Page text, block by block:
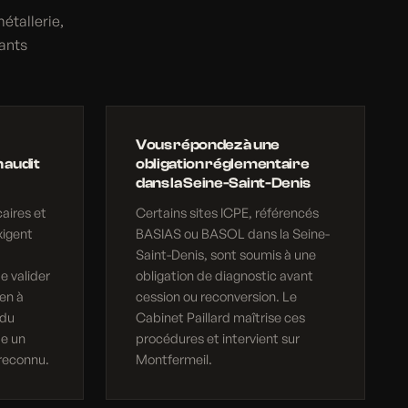
audit
et
valider
à
un
Vous répondez à une
obligation réglementaire
dans la Seine-Saint-Denis
Certains sites ICPE, référencés
BASIAS ou BASOL dans la Seine-
Saint-Denis, sont soumis à une
obligation de diagnostic avant
cession ou reconversion. Le
Cabinet Paillard maîtrise ces
procédures et intervient sur
Montfermeil.